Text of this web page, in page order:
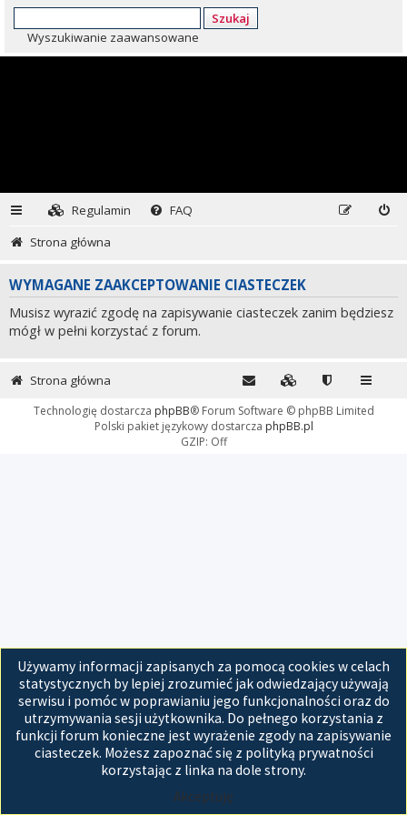
Szukaj
Wyszukiwanie zaawansowane
Regulamin
FAQ
Strona główna
WYMAGANE ZAAKCEPTOWANIE CIASTECZEK
Musisz wyrazić zgodę na zapisywanie ciasteczek zanim będziesz
mógł w pełni korzystać z forum.
Używamy informacji zapisanych za pomocą cookies w celach
statystycznych by lepiej zrozumieć jak odwiedzający używają
serwisu i pomóc w poprawianiu jego funkcjonalności oraz do
utrzymywania sesji użytkownika. Do pełnego korzystania z
funkcji forum konieczne jest wyrażenie zgody na zapisywanie
ciasteczek. Możesz zapoznać się z polityką prywatności
korzystając z linka na dole strony.
Akceptuję
Strona główna
Technologię dostarcza phpBB® Forum Software © phpBB Limited
Polski pakiet językowy dostarcza phpBB.pl
GZIP: Off